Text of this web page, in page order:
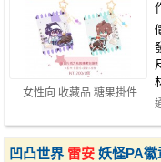
女性向 收藏品 糖果掛件
凹凸世界 雷安 妖怪PA徽